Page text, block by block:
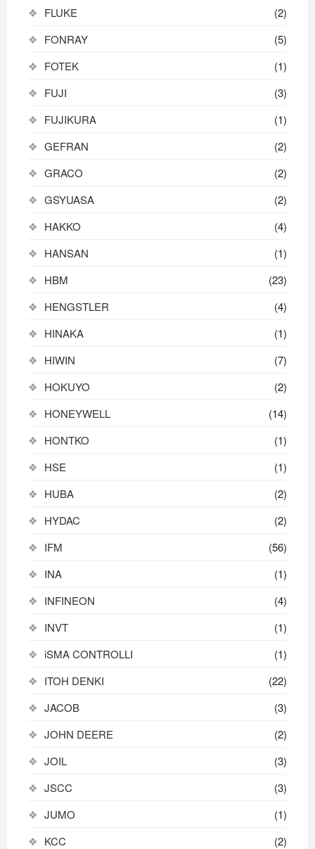
FLUKE
(2)
FONRAY
(5)
FOTEK
(1)
FUJI
(3)
FUJIKURA
(1)
GEFRAN
(2)
GRACO
(2)
GSYUASA
(2)
HAKKO
(4)
HANSAN
(1)
HBM
(23)
HENGSTLER
(4)
HINAKA
(1)
HIWIN
(7)
HOKUYO
(2)
HONEYWELL
(14)
HONTKO
(1)
HSE
(1)
HUBA
(2)
HYDAC
(2)
IFM
(56)
INA
(1)
INFINEON
(4)
INVT
(1)
iSMA CONTROLLI
(1)
ITOH DENKI
(22)
JACOB
(3)
JOHN DEERE
(2)
JOIL
(3)
JSCC
(3)
JUMO
(1)
KCC
(2)